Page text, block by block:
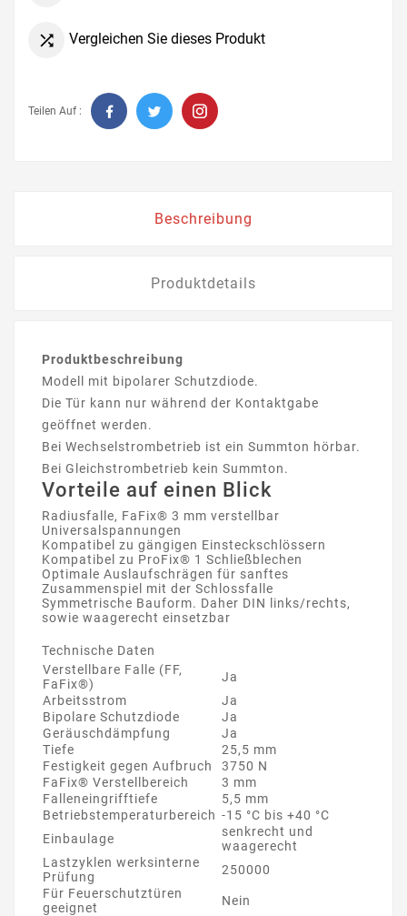
 Vergleichen Sie dieses Produkt
Teilen Auf :
Beschreibung
Produktdetails
Produktbeschreibung
Modell mit bipolarer Schutzdiode.
Die Tür kann nur während der Kontaktgabe
geöffnet werden.
Bei Wechselstrombetrieb ist ein Summton hörbar.
Bei Gleichstrombetrieb kein Summton.
Vorteile auf einen Blick
Radiusfalle, FaFix® 3 mm verstellbar
Universalspannungen
Kompatibel zu gängigen Einsteckschlössern
Kompatibel zu ProFix® 1 Schließblechen
Optimale Auslaufschrägen für sanftes
Zusammenspiel mit der Schlossfalle
Symmetrische Bauform. Daher DIN links/rechts,
sowie waagerecht einsetzbar
Technische Daten
Verstellbare Falle (FF,
FaFix®)
Ja
Arbeitsstrom
Ja
Bipolare Schutzdiode
Ja
Geräuschdämpfung
Ja
Tiefe
25,5 mm
Festigkeit gegen Aufbruch
3750 N
FaFix® Verstellbereich
3 mm
Falleneingrifftiefe
5,5 mm
Betriebstemperaturbereich -15 °C bis +40 °C
Einbaulage
senkrecht und
waagerecht
Lastzyklen werksinterne
Prüfung
250000
Für Feuerschutztüren
geeignet
Nein